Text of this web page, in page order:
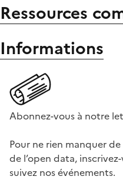
Ressources
Informations
Abonnez-vous à notre
Pour ne rien manquer
de l’open data,
suivez nos événements.